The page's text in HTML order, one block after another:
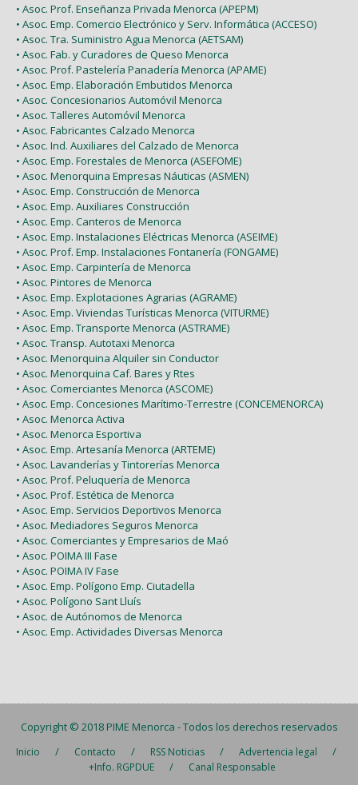
• Asoc. Prof. Enseñanza Privada Menorca (APEPM)
• Asoc. Emp. Comercio Electrónico y Serv. Informática (ACCESO)
• Asoc. Tra. Suministro Agua Menorca (AETSAM)
• Asoc. Fab. y Curadores de Queso Menorca
• Asoc. Prof. Pastelería Panadería Menorca (APAME)
• Asoc. Emp. Elaboración Embutidos Menorca
• Asoc. Concesionarios Automóvil Menorca
• Asoc. Talleres Automóvil Menorca
• Asoc. Fabricantes Calzado Menorca
• Asoc. Ind. Auxiliares del Calzado de Menorca
• Asoc. Emp. Forestales de Menorca (ASEFOME)
• Asoc. Menorquina Empresas Náuticas (ASMEN)
• Asoc. Emp. Construcción de Menorca
• Asoc. Emp. Auxiliares Construcción
• Asoc. Emp. Canteros de Menorca
• Asoc. Emp. Instalaciones Eléctricas Menorca (ASEIME)
• Asoc. Prof. Emp. Instalaciones Fontanería (FONGAME)
• Asoc. Emp. Carpintería de Menorca
• Asoc. Pintores de Menorca
• Asoc. Emp. Explotaciones Agrarias (AGRAME)
• Asoc. Emp. Viviendas Turísticas Menorca (VITURME)
• Asoc. Emp. Transporte Menorca (ASTRAME)
• Asoc. Transp. Autotaxi Menorca
• Asoc. Menorquina Alquiler sin Conductor
• Asoc. Menorquina Caf. Bares y Rtes
• Asoc. Comerciantes Menorca (ASCOME)
• Asoc. Emp. Concesiones Marítimo-Terrestre (CONCEMENORCA)
• Asoc. Menorca Activa
• Asoc. Menorca Esportiva
• Asoc. Emp. Artesanía Menorca (ARTEME)
• Asoc. Lavanderías y Tintorerías Menorca
• Asoc. Prof. Peluquería de Menorca
• Asoc. Prof. Estética de Menorca
• Asoc. Emp. Servicios Deportivos Menorca
• Asoc. Mediadores Seguros Menorca
• Asoc. Comerciantes y Empresarios de Maó
• Asoc. POIMA III Fase
• Asoc. POIMA IV Fase
• Asoc. Emp. Polígono Emp. Ciutadella
• Asoc. Polígono Sant Lluís
• Asoc. de Autónomos de Menorca
• Asoc. Emp. Actividades Diversas Menorca
Copyright © 2018PIME Menorca - Todos los derechos reservados
Inicio / Contacto / RSS Noticias / Advertencia legal /
+Info. RGPDUE / Canal Responsable